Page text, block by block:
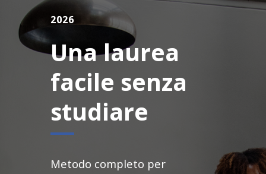
2026
Una laurea
facile senza
studiare
Metodo completo per